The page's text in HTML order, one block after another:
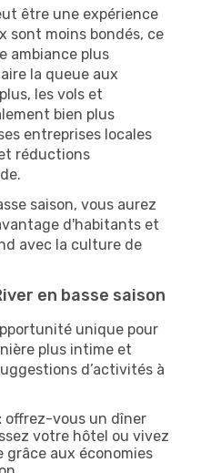
être une expérience
sont moins bondés, ce
ambiance plus
la queue aux
les vols et
bien plus
entreprises locales
réductions
saison, vous aurez
d'habitants et
avec la culture de
en basse saison
unique pour
plus intime et
d’activités à
offrez-vous un dîner
votre hôtel ou vivez
grâce aux économies